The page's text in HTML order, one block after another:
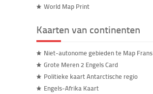
World Map Print
Kaarten van continenten
Niet-autonome gebieden te Map Frans
Grote Meren 2 Engels Card
Politieke kaart Antarctische regio
Engels-Afrika Kaart